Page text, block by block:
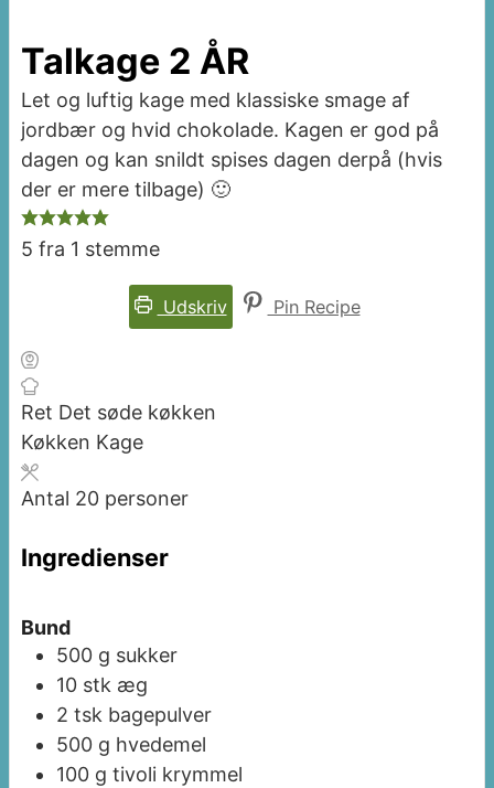
Talkage 2 ÅR
Let og luftig kage med klassiske smage af
jordbær og hvid chokolade. Kagen er god på
dagen og kan snildt spises dagen derpå (hvis
der er mere tilbage) 🙂
5 fra 1 stemme
Udskriv Pin Recipe
Ret Det søde køkken
Køkken Kage
Antal 20 personer
Ingredienser
Bund
500 g sukker
10 stk æg
2 tsk bagepulver
500 g hvedemel
100 g tivoli krymmel